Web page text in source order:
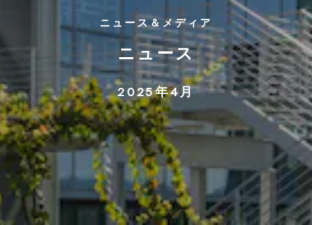
ニュース＆メディア
ニュース
2025年4月